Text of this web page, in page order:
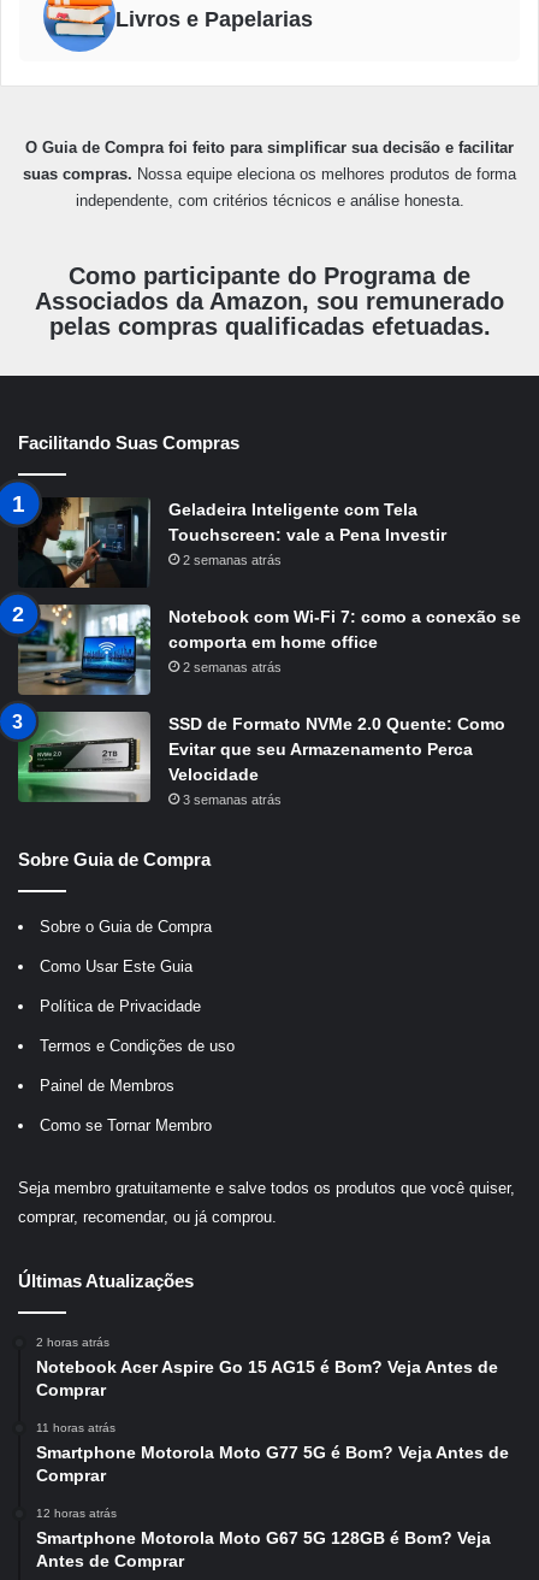
Livros e Papelarias
O Guia de Compra foi feito para simplificar sua decisão e facilitar
suas compras. Nossa equipe eleciona os melhores produtos de forma
independente, com critérios técnicos e análise honesta.
Como participante do Programa de
Associados da Amazon, sou remunerado
pelas compras qualificadas efetuadas.
Facilitando Suas Compras
Geladeira Inteligente com Tela
Touchscreen: vale a Pena Investir
2 semanas atrás
Notebook com Wi-Fi 7: como a conexão se
comporta em home office
2 semanas atrás
SSD de Formato NVMe 2.0 Quente: Como
Evitar que seu Armazenamento Perca
Velocidade
3 semanas atrás
Sobre Guia de Compra
Sobre o Guia de Compra
Como Usar Este Guia
Política de Privacidade
Termos e Condições de uso
Painel de Membros
Como se Tornar Membro
Seja membro gratuitamente e salve todos os produtos que você quiser,
comprar, recomendar, ou já comprou.
Últimas Atualizações
2 horas atrás
Notebook Acer Aspire Go 15 AG15 é Bom? Veja Antes de
Comprar
11 horas atrás
Smartphone Motorola Moto G77 5G é Bom? Veja Antes de
Comprar
12 horas atrás
Smartphone Motorola Moto G67 5G 128GB é Bom? Veja
Antes de Comprar